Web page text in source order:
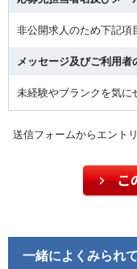
非公開求人のため下記項
メッセージ及びご利用者
未経験やブランクを気に
送信フォームからエント
一緒によくみられ